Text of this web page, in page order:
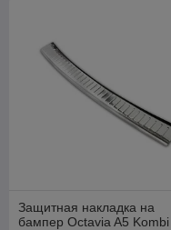
Защитная накладка на
бампер Octavia A5 Kombi